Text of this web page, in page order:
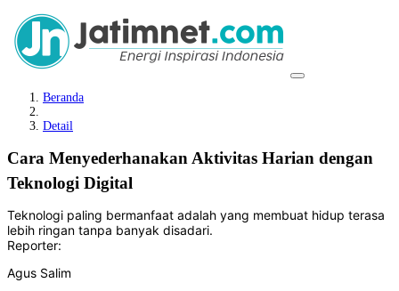
Beranda
Detail
Cara Menyederhanakan Aktivitas Harian dengan
Teknologi Digital
Teknologi paling bermanfaat adalah yang membuat hidup terasa
lebih ringan tanpa banyak disadari.
Reporter:
Agus Salim